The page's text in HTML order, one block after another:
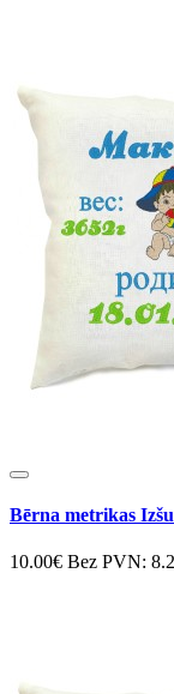
Bērna metrikas
10.00€ Bez PVN: